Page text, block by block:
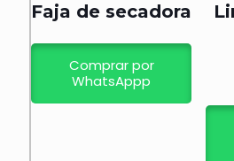
Faja de secadora
Comprar por
WhatsAppp